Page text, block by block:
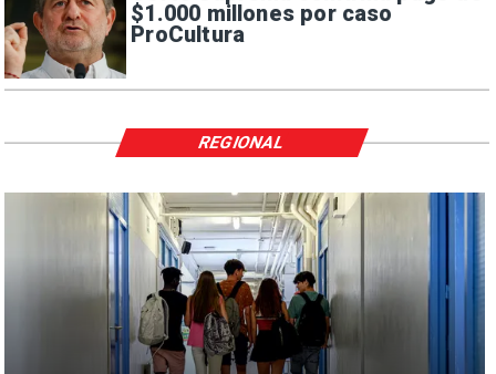
$1.000 millones por caso
ProCultura
REGIONAL